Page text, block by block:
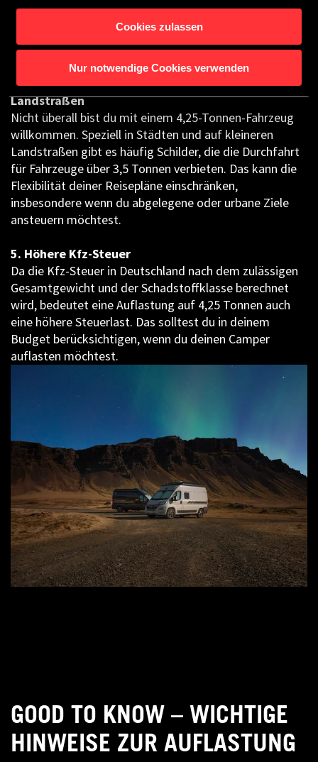
Cookies zulassen
Nur notwendige Cookies verwenden
erfordern oft zusätzliche Anmeldungen und verursachen
höhere Kosten, da die Maut meist kilometergenau nach
Emissionsklasse berechnet wird.
4. Einschränkungen in Städten und auf
Landstraßen
Nicht überall bist du mit einem 4,25-Tonnen-Fahrzeug
willkommen. Speziell in Städten und auf kleineren
Landstraßen gibt es häufig Schilder, die die Durchfahrt
für Fahrzeuge über 3,5 Tonnen verbieten. Das kann die
Flexibilität deiner Reisepläne einschränken,
insbesondere wenn du abgelegene oder urbane Ziele
ansteuern möchtest.
5. Höhere Kfz-Steuer
Da die Kfz-Steuer in Deutschland nach dem zulässigen
Gesamtgewicht und der Schadstoffklasse berechnet
wird, bedeutet eine Auflastung auf 4,25 Tonnen auch
eine höhere Steuerlast. Das solltest du in deinem
Budget berücksichtigen, wenn du deinen Camper
auflasten möchtest.
GOOD TO KNOW – WICHTIGE
HINWEISE ZUR AUFLASTUNG